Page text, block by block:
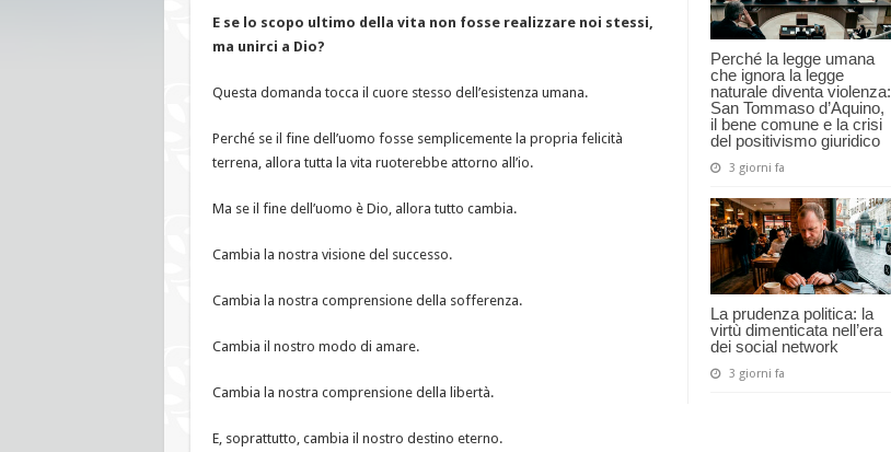
Perché la legge umana
che ignora la legge
naturale diventa violenza:
San Tommaso d’Aquino,
il bene comune e la crisi
del positivismo giuridico
3 giorni fa
La prudenza politica: la
virtù dimenticata nell’era
dei social network
3 giorni fa
E se lo scopo ultimo della vita non fosse realizzare noi stessi,
ma unirci a Dio?
Questa domanda tocca il cuore stesso dell’esistenza umana.
Perché se il fine dell’uomo fosse semplicemente la propria felicità
terrena, allora tutta la vita ruoterebbe attorno all’io.
Ma se il fine dell’uomo è Dio, allora tutto cambia.
Cambia la nostra visione del successo.
Cambia la nostra comprensione della sofferenza.
Cambia il nostro modo di amare.
Cambia la nostra comprensione della libertà.
E, soprattutto, cambia il nostro destino eterno.